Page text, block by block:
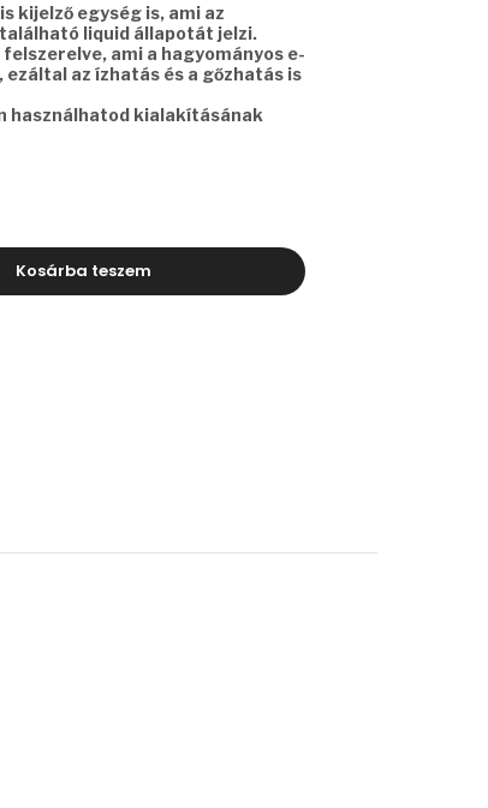
kijelző egység is, ami az
liquid állapotát jelzi.
felszerelve, ami a hagyományos e-
az ízhatás és a gőzhatás is
használhatod kialakításának
Kosárba teszem